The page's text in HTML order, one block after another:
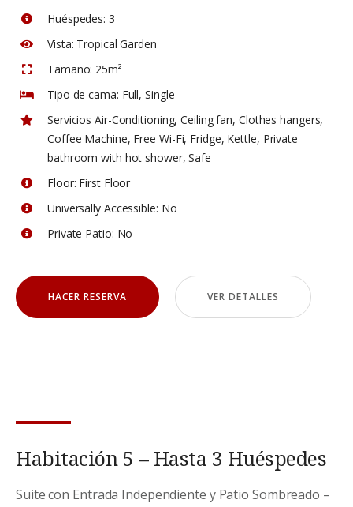
Huéspedes: 3
Vista: Tropical Garden
Tamaño: 25m²
Tipo de cama: Full, Single
Servicios Air-Conditioning,Ceiling fan, Clothes hangers,
Coffee Machine, Free Wi-Fi, Fridge, Kettle, Private
bathroom with hot shower,Safe
Floor: First Floor
Universally Accessible: No
Private Patio: No
HACER RESERVA VER DETALLES
Habitación 5 – Hasta 3 Huéspedes
Suite con Entrada Independiente y Patio Sombreado –